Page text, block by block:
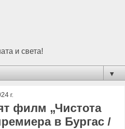
и света!
▼
г.
филм „Чистота
в Бургас /